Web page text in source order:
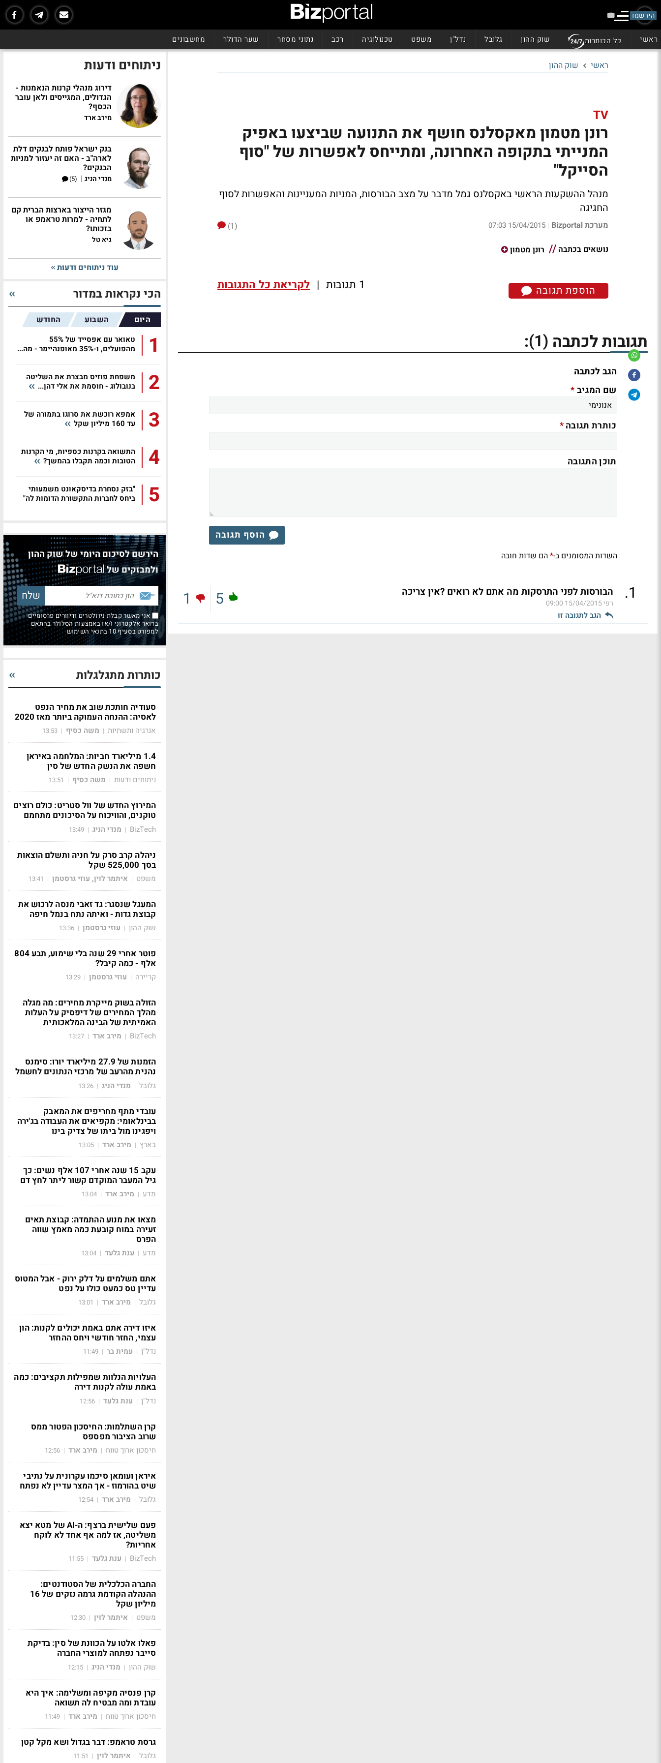
הירשמו
ראשי כל הכותרות שוק ההון גלובל נדל"ן משפט טכנולוגיה רכב נתוני מסחר שער הדולר מחשבונים
ראשי שוק ההון
TV
רונן מטמון מאקסלנס חושף את התנועה שביצעו באפיק
המנייתי בתקופה האחרונה, ומתייחס לאפשרות של "סוף
הסייקל"
מנהל ההשקעות הראשי באקסלנס גמל מדבר על מצב הבורסות, המניות המעניינות והאפשרות לסוף
החגיגה
מערכת Bizportal |
15/04/2015 07:03
(1)
נושאים בכתבה
רונן מטמון
הוספת תגובה 1 תגובות | לקריאת כל התגובות
תגובות לכתבה (1)
:
הגב לכתבה
שם המגיב*
כותרת תגובה*
תוכן התגובה
הוסף תגובה
השדות המסומנים ב-*הם שדות חובה
1
. הבורסות לפני התרסקות מה אתם לא רואים ?אין צריכה
רפי15/04/2015 09:00
הגב לתגובה זו
5
1
ניתוחים ודעות
דירוג מנהלי קרנות הנאמנות -
הגדולים, המגייסים ולאן עובר
הכסף?
מירב ארד
בנק ישראל פותח לבנקים דלת
לארה"ב - האם זה יעזור למניות
הבנקים?
מנדי הניג |
(5)
מגזר הייצור בארצות הברית קם
לתחיה - למרות טראמפ או
בזכותו?
גיא טל
עוד ניתוחים ודעות
הכי נקראות במדור
היום השבוע החודש
1
טאואר עם אפסייד של 55%
מהפועלים, ו-35% מאופנהיימר - מה...
2
משפחת פוזיס מבצרת את השליטה
בנובולוג - חוסמת את אלי דהן...
3
אמפא רוכשת את סרוגו בתמורה של
עד 160 מיליון שקל
4
התשואה בקרנות כספיות, מי הקרנות
הטובות וכמה תקבלו בהמשך?
5
"בזק נסחרת בדיסקאונט משמעותי
ביחס לחברות התקשורת הדומות לה"
הירשם לסיכום היומי של שוק ההון
ולמבזקים של
אני מאשר קבלת ניוזלטרים ודיוורים פרסומיים
בדואר אלקטרוני ו/או באמצעות הסלולר בהתאם
למפורט בסעיף 10 בתנאי השימוש
כותרות מתגלגלות
סעודיה חותכת שוב את מחיר הנפט
לאסיה: ההנחה העמוקה ביותר מאז 2020
אנרגיה ותשתיות | משה כסיף |
13:53
1.4 מיליארד חביות: המלחמה באיראן
חשפה את הנשק החדש של סין
ניתוחים ודעות | משה כסיף |
13:51
המירוץ החדש של וול סטריט: כולם רוצים
טוקנים, והוויכוח על הסיכונים מתחמם
BizTech
| מנדי הניג |
13:49
ניהלה קרב סרק על חניה ותשלם הוצאות
בסך 525,000 שקל
משפט | איתמר לוין, עוזי גרסטמן |
13:41
המעגל שנסגר: גד זאבי מנסה לרכוש את
קבוצת גדות - ואיתה נתח בנמל חיפה
שוק ההון | עוזי גרסטמן |
13:36
פוטר אחרי 29 שנה בלי שימוע, תבע 804
אלף - כמה קיבל?
קריירה | עוזי גרסטמן |
13:29
הזולה בשוק מייקרת מחירים: מה מגלה
מהלך המחירים של דיפסיק על העלות
האמיתית של הבינה המלאכותית
BizTech
| מירב ארד |
13:27
הזמנות של 27.9 מיליארד יורו: סימנס
נהנית מהרעב של מרכזי הנתונים לחשמל
גלובל | מנדי הניג |
13:26
עובדי מתף מחריפים את המאבק
בבינלאומי: מקפיאים את העבודה בג'ירה
ויפגינו מול ביתו של צדיק בינו
בארץ | מירב ארד |
13:05
עקב 15 שנה אחרי 107 אלף נשים: כך
גיל המעבר המוקדם קשור ליתר לחץ דם
מדע | מירב ארד |
13:04
מצאו את מנוע ההתמדה: קבוצת תאים
זעירה במוח קובעת כמה מאמץ שווה
הפרס
מדע | ענת גלעד |
13:04
אתם משלמים על דלק ירוק - אבל המטוס
עדיין טס כמעט כולו על נפט
גלובל | מירב ארד |
13:01
איזו דירה אתם באמת יכולים לקנות: הון
עצמי, החזר חודשי ויחס ההחזר
נדל"ן | עמית בר |
11:49
העלויות הנלוות שמפילות תקציבים: כמה
באמת עולה לקנות דירה
נדל"ן | ענת גלעד |
12:56
קרן השתלמות: החיסכון הפטור ממס
שרוב הציבור מפספס
חיסכון ארוך טווח | מירב ארד |
12:56
איראן ועומאן סיכמו עקרונית על נתיבי
שיט בהורמוז - אך המצר עדיין לא נפתח
גלובל | מירב ארד |
12:54
פעם שלישית ברצף: ה-AI של מטא יצא
משליטה, אז למה אף אחד לא לוקח
אחריות?
BizTech
| ענת גלעד |
11:55
החברה הכלכלית של הסטודנטים:
ההנהלה הקודמת גרמה נזקים של 16
מיליון שקל
משפט | איתמר לוין |
12:30
פאלו אלטו על הכוונת של סין: בדיקת
סייבר נפתחה למוצרי החברה
שוק ההון | מנדי הניג |
12:15
קרן פנסיה מקיפה ומשלימה: איך היא
עובדת ומה מבטיח לה תשואה
חיסכון ארוך טווח | מירב ארד |
11:49
גרסת טראמפ: דבר בגדול ושא מקל קטן
גלובל | איתמר לוין |
11:51